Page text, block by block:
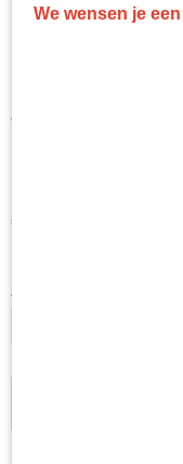
Wax
€ 14,06
Aantal
We wensen je